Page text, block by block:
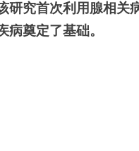
研究首次利用腺相关
病奠定了基础。